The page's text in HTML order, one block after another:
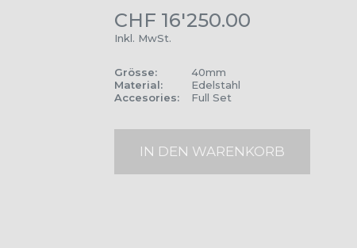
CHF 16'250.00
Inkl. MwSt.
Grösse:
40mm
Material:
Edelstahl
Accesories: Full Set
IN DEN WARENKORB